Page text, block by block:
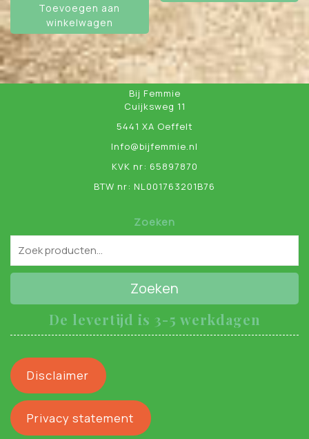
Toevoegen aan
winkelwagen
Bij Femmie
Cuijksweg 11
5441 XA Oeffelt
Info@bijfemmie.nl
KVK nr: 65897870
BTW nr: NL001763201B76
Zoeken
Zoeken
De levertijd is 3-5 werkdagen
Disclaimer
Privacy statement